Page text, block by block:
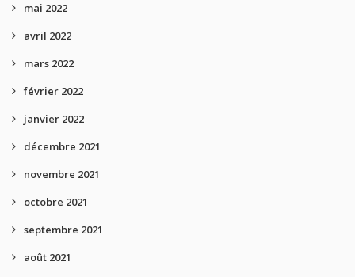
mai 2022
avril 2022
mars 2022
février 2022
janvier 2022
décembre 2021
novembre 2021
octobre 2021
septembre 2021
août 2021